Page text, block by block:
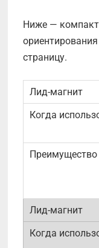
Ниже —
страницу.